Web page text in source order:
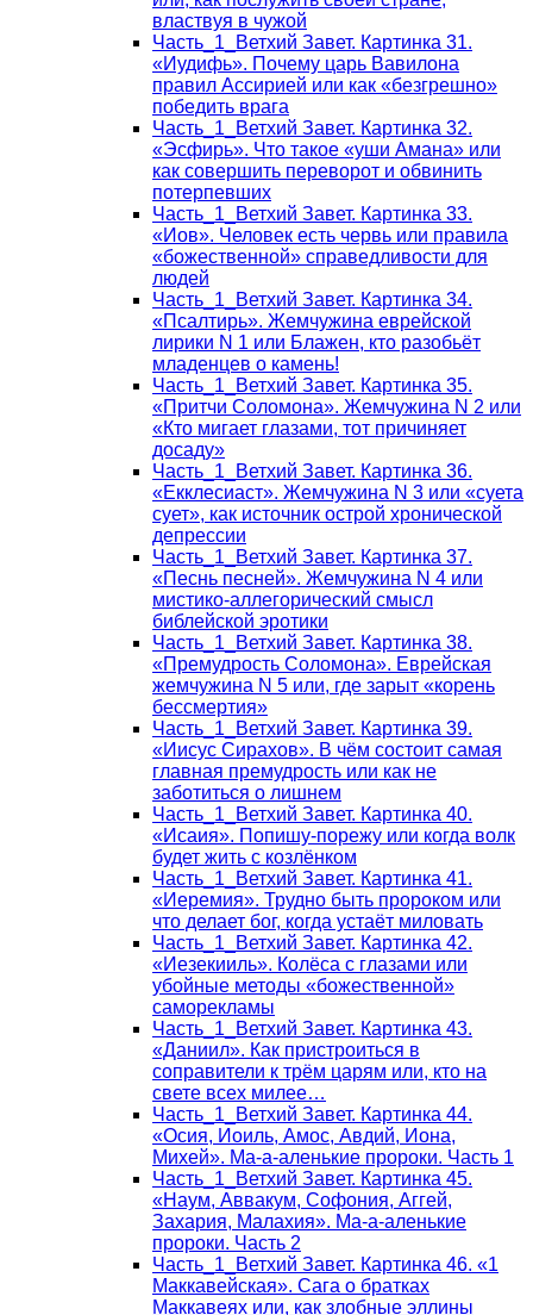
властвуя в чужой
Часть_1_Ветхий Завет. Картинка 31.
«Иудифь». Почему царь Вавилона
правил Ассирией или как «безгрешно»
победить врага
Часть_1_Ветхий Завет. Картинка 32.
«Эсфирь». Что такое «уши Амана» или
как совершить переворот и обвинить
потерпевших
Часть_1_Ветхий Завет. Картинка 33.
«Иов». Человек есть червь или правила
«божественной» справедливости для
людей
Часть_1_Ветхий Завет. Картинка 34.
«Псалтирь». Жемчужина еврейской
лирики N 1 или Блажен, кто разобьёт
младенцев о камень!
Часть_1_Ветхий Завет. Картинка 35.
«Притчи Соломона». Жемчужина N 2 или
«Кто мигает глазами, тот причиняет
досаду»
Часть_1_Ветхий Завет. Картинка 36.
«Екклесиаст». Жемчужина N 3 или «суета
сует», как источник острой хронической
депрессии
Часть_1_Ветхий Завет. Картинка 37.
«Песнь песней». Жемчужина N 4 или
мистико-аллегорический смысл
библейской эротики
Часть_1_Ветхий Завет. Картинка 38.
«Премудрость Соломона». Еврейская
жемчужина N 5 или, где зарыт «корень
бессмертия»
Часть_1_Ветхий Завет. Картинка 39.
«Иисус Сирахов». В чём состоит самая
главная премудрость или как не
заботиться о лишнем
Часть_1_Ветхий Завет. Картинка 40.
«Исаия». Попишу-порежу или когда волк
будет жить с козлёнком
Часть_1_Ветхий Завет. Картинка 41.
«Иеремия». Трудно быть пророком или
что делает бог, когда устаёт миловать
Часть_1_Ветхий Завет. Картинка 42.
«Иезекииль». Колёса с глазами или
убойные методы «божественной»
саморекламы
Часть_1_Ветхий Завет. Картинка 43.
«Даниил». Как пристроиться в
соправители к трём царям или, кто на
свете всех милее…
Часть_1_Ветхий Завет. Картинка 44.
«Осия, Иоиль, Амос, Авдий, Иона,
Михей». Ма-а-аленькие пророки. Часть 1
Часть_1_Ветхий Завет. Картинка 45.
«Наум, Аввакум, Софония, Аггей,
Захария, Малахия». Ма-а-аленькие
пророки. Часть 2
Часть_1_Ветхий Завет. Картинка 46. «1
Маккавейская». Сага о братках
Маккавеях или, как злобные эллины